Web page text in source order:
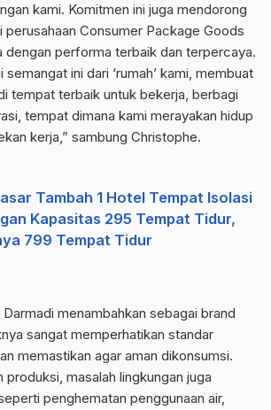
kami. Komitmen ini juga mendorong
perusahaan Consumer Package Goods
dengan performa terbaik dan terpercaya.
semangat ini dari ‘rumah’ kami, membuat
tempat terbaik untuk bekerja, berbagi
tempat dimana kami merayakan hidup
kerja,” sambung Christophe.
Tambah 1 Hotel Tempat Isolasi
Kapasitas 295 Tempat Tidur,
799 Tempat Tidur
menambahkan sebagai brand
sangat memperhatikan standar
memastikan agar aman dikonsumsi.
produksi, masalah lingkungan juga
penghematan penggunaan air,